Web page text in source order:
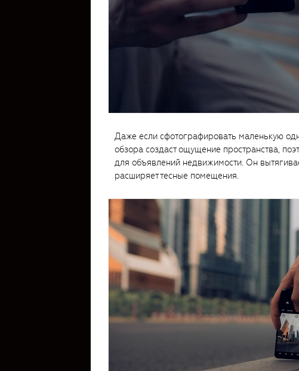
Даже если сфотографировать маленькую
обзора создаст ощущение пространства,
для объявлений недвижимости. Он
расширяет тесные помещения.